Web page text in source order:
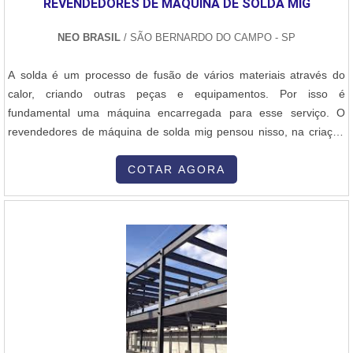
de aço carbono utilizados são os aços de baixo carbono (Aço
1020) e aços de médio carbono (Aço 1045), que apresentam boa
galvanização, para aumentar a durabilidade do silo, especialmente
em ambientes agressivos. 3. Corte e Conformação das Chapas de
Aço Após a seleção e preparação do material, as chapas de aço
do projeto. Os processos mais comuns incluem: Corte a plasma ou
laser: Para obter cortes precisos nas chapas de aço. Dobragem e
curvamento: Para criar as formas curvas necessárias para as
paredes laterais do silo. Em muitos casos, as chapas são dobradas
a frio ou moldadas por máquinas especiais. Conformação de peças
auxiliares: As peças adicionais, como bases, tampas e anéis de
REVENDEDORES DE MÁQUINA DE SOLDA MIG
NEO BRASIL / SÃO BERNARDO DO CAMPO - SP
A solda é um processo de fusão de vários materiais através do
calor, criando outras peças e equipamentos. Por isso é
fundamental uma máquina encarregada para esse serviço. O
revendedores de máquina de solda mig pensou nisso, na criação
principalmente na indústria, o aparelho é responsável por fundir
COTAR AGORA